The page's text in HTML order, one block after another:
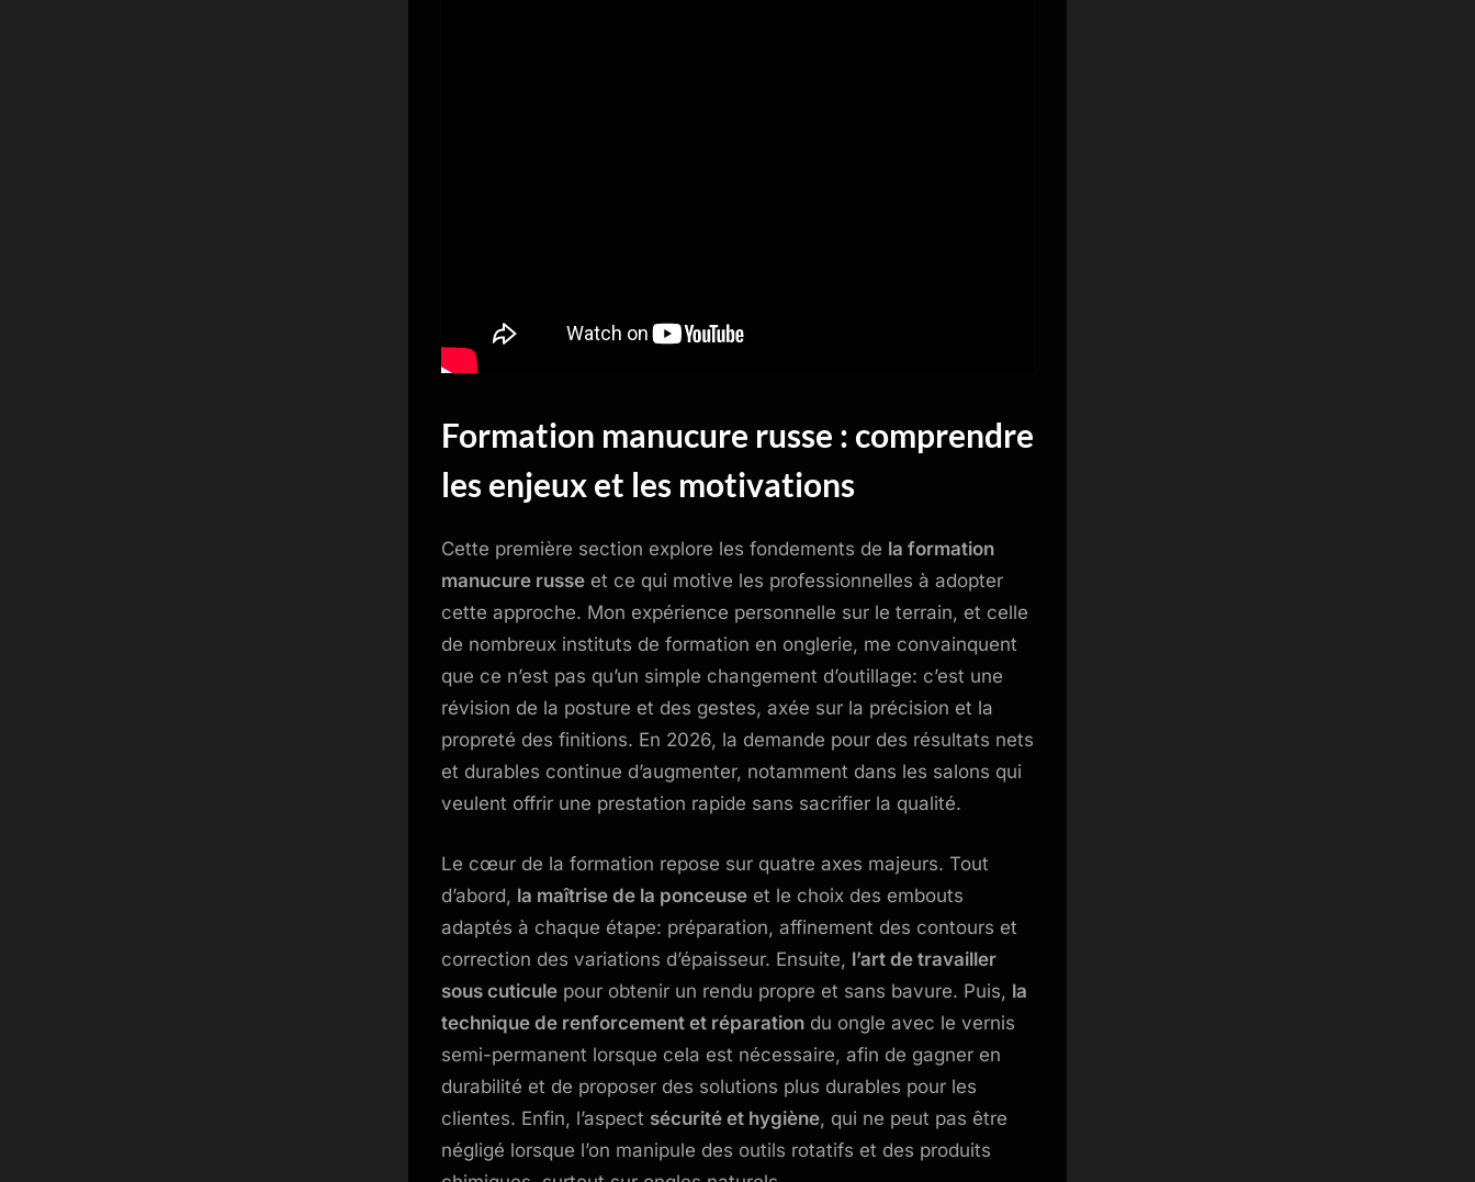
Formation manucure russe : comprendre
les enjeux et les motivations
Cette première section explore les fondements de la formation
manucure russe et ce qui motive les professionnelles à adopter
cette approche. Mon expérience personnelle sur le terrain, et celle
de nombreux instituts de formation en onglerie, me convainquent
que ce n’est pas qu’un simple changement d’outillage: c’est une
révision de la posture et des gestes, axée sur la précision et la
propreté des finitions. En 2026, la demande pour des résultats nets
et durables continue d’augmenter, notamment dans les salons qui
veulent offrir une prestation rapide sans sacrifier la qualité.
Le cœur de la formation repose sur quatre axes majeurs. Tout
d’abord, la maîtrise de la ponceuse et le choix des embouts
adaptés à chaque étape: préparation, affinement des contours et
correction des variations d’épaisseur. Ensuite, l’art de travailler
sous cuticule pour obtenir un rendu propre et sans bavure. Puis, la
technique de renforcement et réparation du ongle avec le vernis
semi-permanent lorsque cela est nécessaire, afin de gagner en
durabilité et de proposer des solutions plus durables pour les
clientes. Enfin, l’aspect sécurité et hygiène, qui ne peut pas être
négligé lorsque l’on manipule des outils rotatifs et des produits